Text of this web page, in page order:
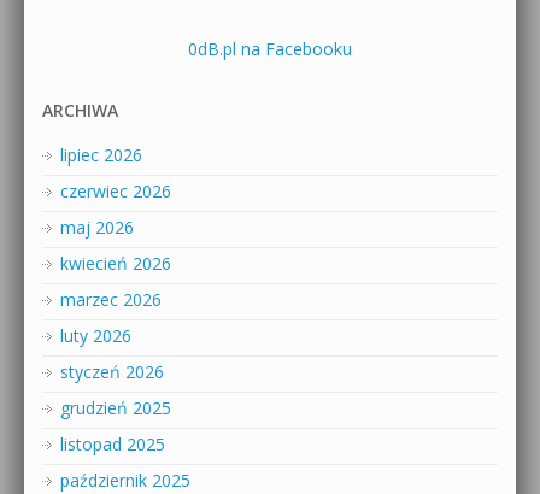
0dB.pl na Facebooku
ARCHIWA
lipiec 2026
czerwiec 2026
maj 2026
kwiecień 2026
marzec 2026
luty 2026
styczeń 2026
grudzień 2025
listopad 2025
październik 2025